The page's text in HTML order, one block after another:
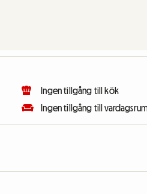
Ingen tillgång till kök
Ingen tillgång till